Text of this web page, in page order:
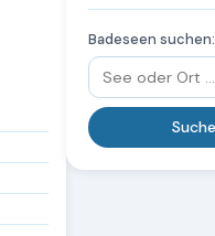
Badeseen suchen: